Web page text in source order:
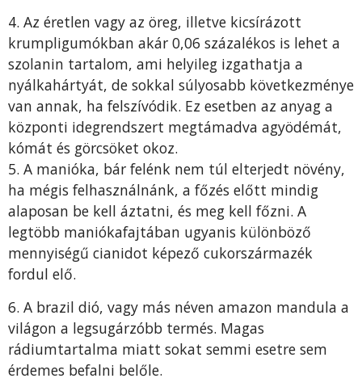
4. Az éretlen vagy az öreg, illetve kicsírázott
krumpligumókban akár 0,06 százalékos is lehet a
szolanin tartalom, ami helyileg izgathatja a
nyálkahártyát, de sokkal súlyosabb következménye
van annak, ha felszívódik. Ez esetben az anyag a
központi idegrendszert megtámadva agyödémát,
kómát és görcsöket okoz.
5. A manióka, bár felénk nem túl elterjedt növény,
ha mégis felhasználnánk, a főzés előtt mindig
alaposan be kell áztatni, és meg kell főzni. A
legtöbb maniókafajtában ugyanis különböző
mennyiségű cianidot képező cukorszármazék
fordul elő.
6. A brazil dió, vagy más néven amazon mandula a
világon a legsugárzóbb termés. Magas
rádiumtartalma miatt sokat semmi esetre sem
érdemes befalni belőle.